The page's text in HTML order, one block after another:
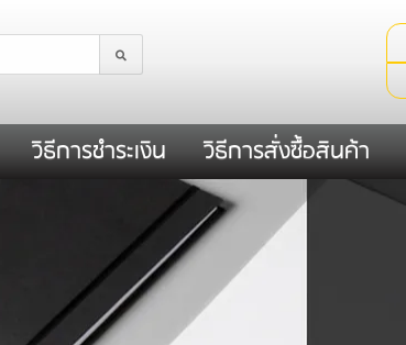
วิธีการชำระเงิน วิธีการสั่งซื้อสินค้า